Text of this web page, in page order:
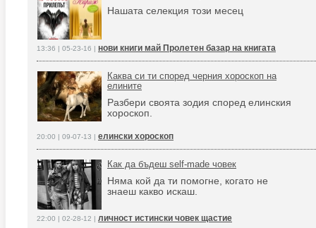
Нашата селекция този месец
13:36 | 05-23-16 | нови книги май Пролетен базар на книгата
Каква си ти според черния хороскоп на
елините
Разбери своята зодия според елинския
хороскоп.
20:00 | 09-07-13 | елински хороскоп
Как да бъдеш self-made човек
Няма кой да ти помогне, когато не
знаеш какво искаш.
22:00 | 02-28-12 | личност истински човек щастие